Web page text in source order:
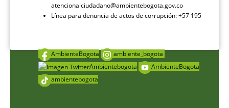
atencionalciudadano@ambientebogota.gov.co
Línea para denuncia de actos de corrupción: +57 195
AmbienteBogota
ambiente_bogota
Ambientebogota
AmbienteBogota
ambientebogota